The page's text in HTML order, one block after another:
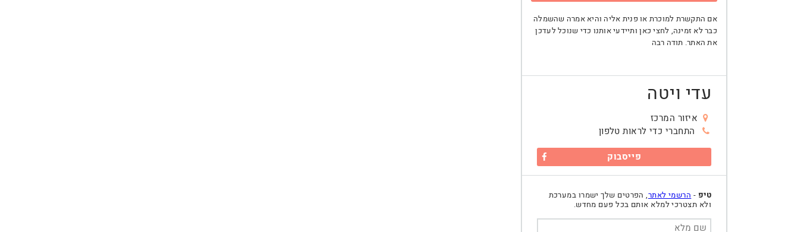
אם התקשרת למוכרת או פנית אליה והיא אמרה שהשמלה
כבר לא זמינה, לחצי כאן ותיידעי אותנו כדי שנוכל לעדכן
את האתר. תודה רבה
עדי ויטה
איזור המרכז
התחברי כדי לראות טלפון
פייסבוק
טיפ - הרשמי לאתר, הפרטים שלך ישמרו במערכת
ולא תצטרכי למלא אותם בכל פעם מחדש.